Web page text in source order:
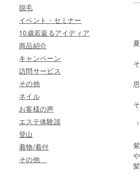
脱毛
イベント・セミナー
10歳若返るアイディア
商品紹介
キャンペーン
訪問サービス
その他
ネイル
お客様の声
エステ体験談
登山
着物/着付
その他